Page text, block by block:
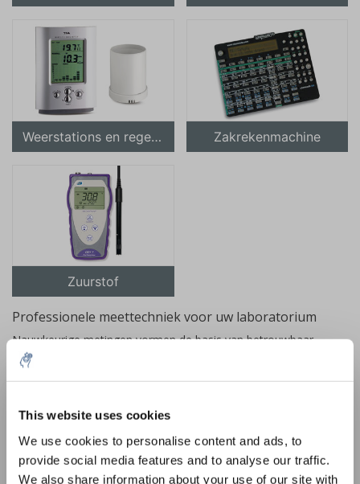
This website uses cookies
We use cookies to personalise content and ads, to
provide social media features and to analyse our traffic.
We also share information about your use of our site with
Weerstations en regenmeters Zakrekenmachine
Zuurstof
Professionele meettechniek voor uw laboratorium
Nauwkeurige metingen vormen de basis van betrouwbaar
laboratoriumonderzoek. Onze collectie meettechniek biedt alle
geavanceerde microscopen en pH-meters - met de juiste
onderzoek, maar bespaart u ook kostbare tijd. Ontdek ons
uitgebreide assortiment meettechniek, speciaal geselecteerd
order
Sign up for our newsletter to stay